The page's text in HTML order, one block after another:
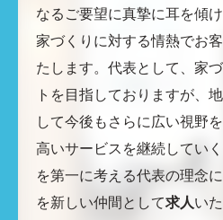
なるご要望に真摯に耳を傾
家づくりに対する情熱でお
たします。代表として、家
トを目指しておりますが、
して今後もさらに広い視野
高いサービスを継続してい
を第一に考える代表の理念
を新しい仲間として求人い